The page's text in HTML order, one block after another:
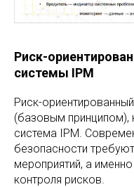
Риск-
системы IPM
Риск-
(базовым принципом),
система IPM.
безопасности
мероприятий, а
контроля рисков.